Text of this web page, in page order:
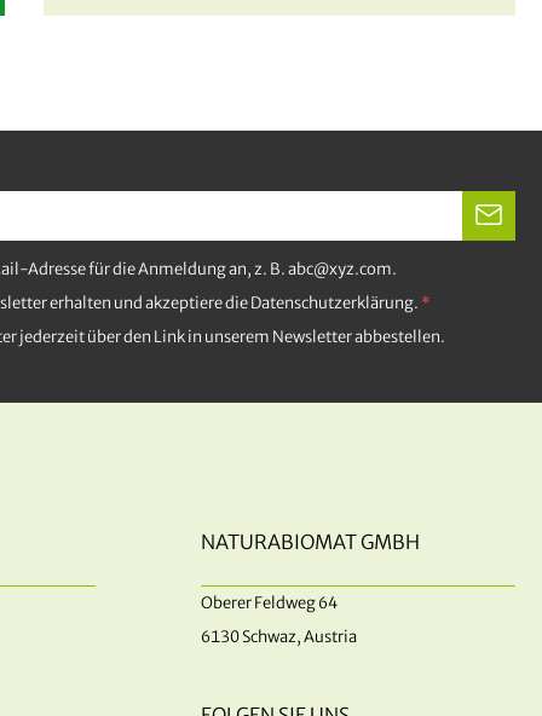
Adresse für die Anmeldung an, z. B. abc@xyz.com.
erhalten und akzeptiere die Datenschutzerklärung.
jederzeit über den Link in unserem Newsletter abbestellen.
NATURABIOMAT GMBH
Oberer Feldweg 64
6130 Schwaz, Austria